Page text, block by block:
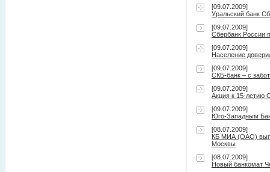
[09.07.2009]
Уральский банк
[09.07.2009]
Сбербанк России
[09.07.2009]
Население
[09.07.2009]
СКБ-банк – c
[09.07.2009]
Акция к 15-летию
[09.07.2009]
Юго-Западным
[08.07.2009]
КБ МИА (ОАО)
Москвы
[08.07.2009]
Новый банкомат